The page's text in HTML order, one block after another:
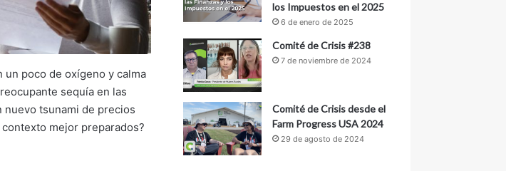
poco de oxígeno y calma
sequía en las
nuevo tsunami de precios
mejor preparados?
los Impuestos en el 2025
6 de enero de 2025
Comité de Crisis #238
7 de noviembre de 2024
Comité de Crisis desde el
Farm Progress USA 2024
29 de agosto de 2024